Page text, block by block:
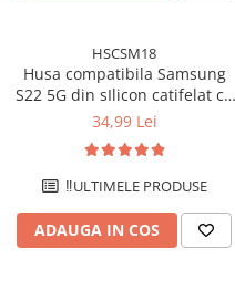
HSCSM18
Husa compatibila Samsung
S22 5G din sIlicon catifelat cu
interior din microfibra si
34,99 Lei
‼️ULTIMELE PRODUSE
ADAUGA IN COS